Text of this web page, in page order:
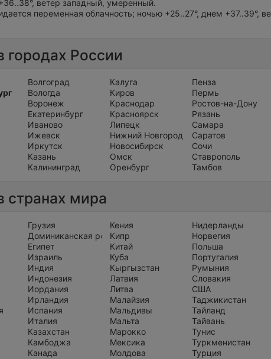
ветер западный, умеренный.
переменная облачность; ночью +25..27°, днем +37..39°,
городах России
Волгоград
Вологда
Воронеж
Екатеринбург
Иваново
Ижевск
Иркутск
Казань
Калининград
Калуга
Киров
Краснодар
Красноярск
Липецк
Нижний Новгород
Новосибирск
Омск
Оренбург
Пенза
Пермь
Ростов-на-Дону
Рязань
Самара
Саратов
Сочи
Ставрополь
Тамбов
странах мира
Грузия
Доминиканская республика
Египет
Израиль
Индия
Индонезия
Иордания
Ирландия
Испания
Италия
Казахстан
Камбоджа
Канада
Кения
Кипр
Китай
Куба
Кыргызстан
Латвия
Литва
Малайзия
Мальдивы
Мальта
Марокко
Мексика
Молдова
Нидерланды
Норвегия
Польша
Португалия
Румыния
Словакия
США
Таджикистан
Тайланд
Тайвань
Тунис
Туркменистан
Турция